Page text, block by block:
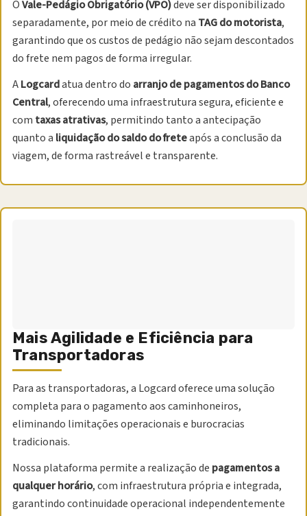
OVale-Pedágio Obrigatório (VPO)deve ser disponibilizado
separadamente, por meio de crédito na TAG do motorista,
garantindo que os custos de pedágio não sejam descontados
do frete nem pagos de forma irregular.
ALogcardatua dentro do arranjo de pagamentos do Banco
Central, oferecendo uma infraestrutura segura, eficiente e
com taxas atrativas, permitindo tanto a antecipação
quanto a liquidação do saldo do freteapós a conclusão da
viagem, de forma rastreável e transparente.
Mais Agilidade e Eficiência para
Transportadoras
Para as transportadoras, a Logcard oferece uma solução
completa para o pagamento aos caminhoneiros,
eliminando limitações operacionais e burocracias
tradicionais.
Nossa plataforma permite a realização de pagamentos a
qualquer horário, com infraestrutura própria e integrada,
garantindo continuidade operacional independentemente